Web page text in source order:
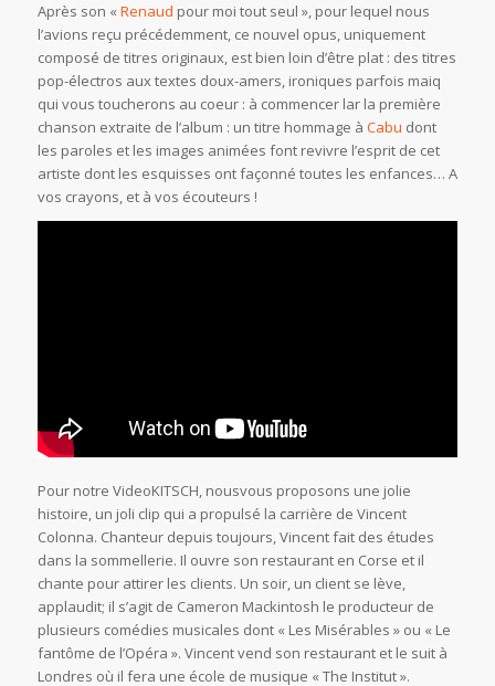
Après son «Renaud pour moi tout seul », pour lequel nous
l’avions reçu précédemment, ce nouvel opus, uniquement
composé de titres originaux, est bien loin d’être plat : des titres
pop-électros aux textes doux-amers, ironiques parfois maiq
qui vous toucherons au coeur : à commencer lar la première
chanson extraite de l’album : un titre hommage à Cabu dont
les paroles et les images animées font revivre l’esprit de cet
artiste dont les esquisses ont façonné toutes les enfances… A
vos crayons, et à vos écouteurs !
Pour notre VideoKITSCH, nousvous proposons une jolie
histoire, un joli clip qui a propulsé la carrière de Vincent
Colonna. Chanteur depuis toujours, Vincent fait des études
dans la sommellerie. Il ouvre son restaurant en Corse et il
chante pour attirer les clients. Un soir, un client se lève,
applaudit; il s’agit de Cameron Mackintosh le producteur de
plusieurs comédies musicales dont « Les Misérables » ou « Le
fantôme de l’Opéra ». Vincent vend son restaurant et le suit à
Londres où il fera une école de musique « The Institut ».